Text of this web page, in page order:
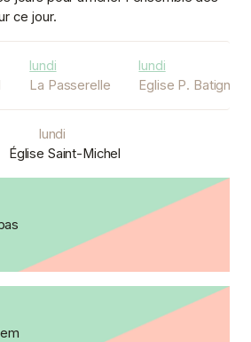
ce jour.
lundi
La Passerelle
lundi
Eglise P.
lundi
Église Saint-Michel